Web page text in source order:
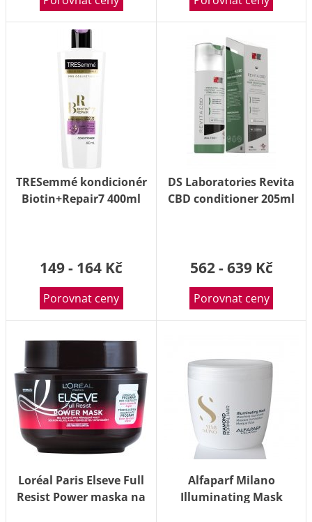
TRESemmé kondicionér
Biotin+Repair7 400ml
149 - 164 Kč
Porovnat ceny
DS Laboratories Revita
CBD conditioner 205ml
562 - 639 Kč
Porovnat ceny
Loréal Paris Elseve Full
Resist Power maska na
Alfaparf Milano
Illuminating Mask